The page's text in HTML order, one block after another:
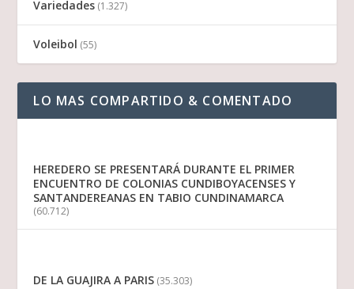
Variedades (1.327)
Voleibol (55)
LO MAS COMPARTIDO & COMENTADO
HEREDERO SE PRESENTARÁ DURANTE EL PRIMER
ENCUENTRO DE COLONIAS CUNDIBOYACENSES Y
SANTANDEREANAS EN TABIO CUNDINAMARCA
(60.712)
DE LA GUAJIRA A PARIS (35.303)